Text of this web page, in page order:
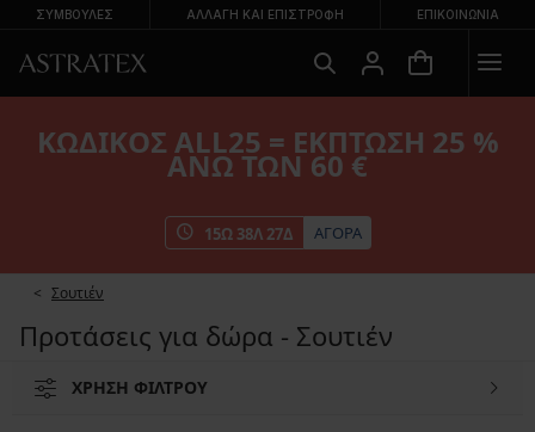
ΣΥΜΒΟΥΛΕΣ ΑΛΛΑΓΉ ΚΑΙ ΕΠΙΣΤΡΟΦΉ ΕΠΙΚΟΙΝΩΝΊΑ
ΚΩΔΙΚΟΣ ALL25 = ΕΚΠΤΩΣΗ 25 %
ΑΝΩ ΤΩΝ 60 €
15Ω 38Λ 25Δ ΑΓΟΡΑ
Σουτιέν
Προτάσεις για δώρα - Σουτιέν
ΧΡΗΣΗ ΦΙΛΤΡΟΥ